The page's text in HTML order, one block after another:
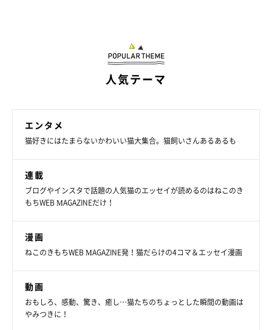
人気テーマ
エンタメ
猫好きにはたまらないかわいい猫大集合。猫飼いさんあるあるも
連載
ブログやインスタで話題の人気猫のエッセイが読めるのはねこのき
もちWEB MAGAZINEだけ！
漫画
ねこのきもちWEB MAGAZINE発！猫だらけの4コマ＆エッセイ漫画
動画
おもしろ、感動、驚き、癒し…猫たちのちょっとした瞬間の動画は
やみつきに！